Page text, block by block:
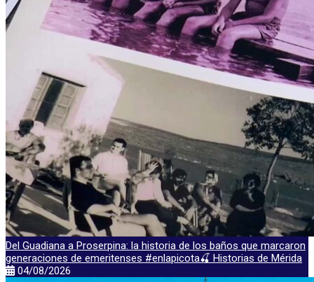
Del Guadiana a Proserpina: la historia de los baños que marcaron
generaciones de emeritenses #enlapicota🍒 Historias de Mérida
04/08/2026